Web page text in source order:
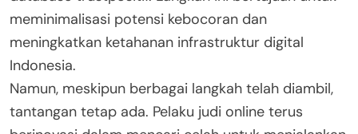
meminimalisasi potensi kebocoran dan
meningkatkan ketahanan infrastruktur digital
Indonesia.
Namun, meskipun berbagai langkah telah diambil,
tantangan tetap ada. Pelaku judi online terus